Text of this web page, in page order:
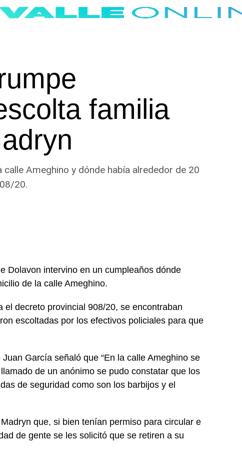
familia
Ameghino y dónde había alrededor de 20
20.
Dolavon intervino en un cumpleaños dónde
de la calle Ameghino.
decreto provincial 908/20, se encontraban
escoltadas por los efectivos policiales para que
García señaló que “En la calle Ameghino se
de un anónimo se pudo constatar que los
de seguridad como son los barbijos y el
que, si bien tenían permiso para circular e
de gente se les solicitó que se retiren a su